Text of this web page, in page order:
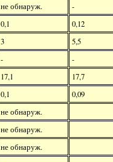
не обнаруж.
-
0,1
0,12
3
5,5
-
-
17,1
17,7
0,1
0,09
не обнаруж.
не обнаруж.
не обнаруж.